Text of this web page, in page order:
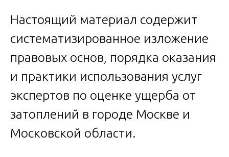
Настоящий материал содержит
систематизированное изложение
правовых основ, порядка оказания
и практики использования услуг
экспертов по оценке ущерба от
затоплений в городе Москве и
Московской области.